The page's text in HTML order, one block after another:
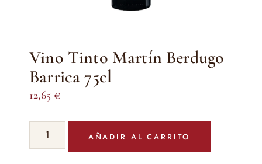
Vino Tinto Martín Berdugo
Barrica 75cl
12,65 €
Vino
Tinto
AÑADIR AL CARRITO